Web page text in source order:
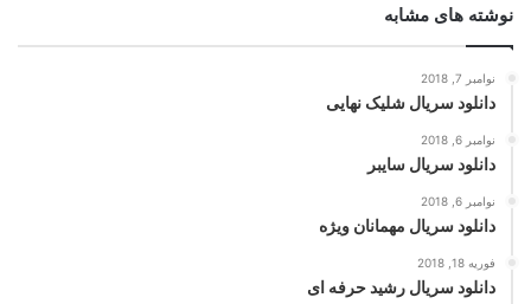
نوشته های مشابه
نوامبر 7, 2018
دانلود سریال شلیک نهایی
نوامبر 6, 2018
دانلود سریال سایبر
نوامبر 6, 2018
دانلود سریال مهمانان ویژه
فوریه 18, 2018
دانلود سریال رشید حرفه ای